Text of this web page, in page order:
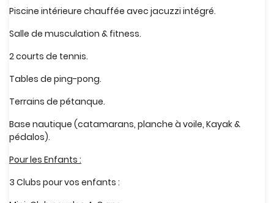
Piscine intérieure chauffée avec jacuzzi intégré.
Salle de musculation & fitness.
2 courts de tennis.
Tables de ping-pong.
Terrains de pétanque.
Base nautique (catamarans, planche à voile, Kayak &
pédalos).
Pour les Enfants :
3 Clubs pour vos enfants :